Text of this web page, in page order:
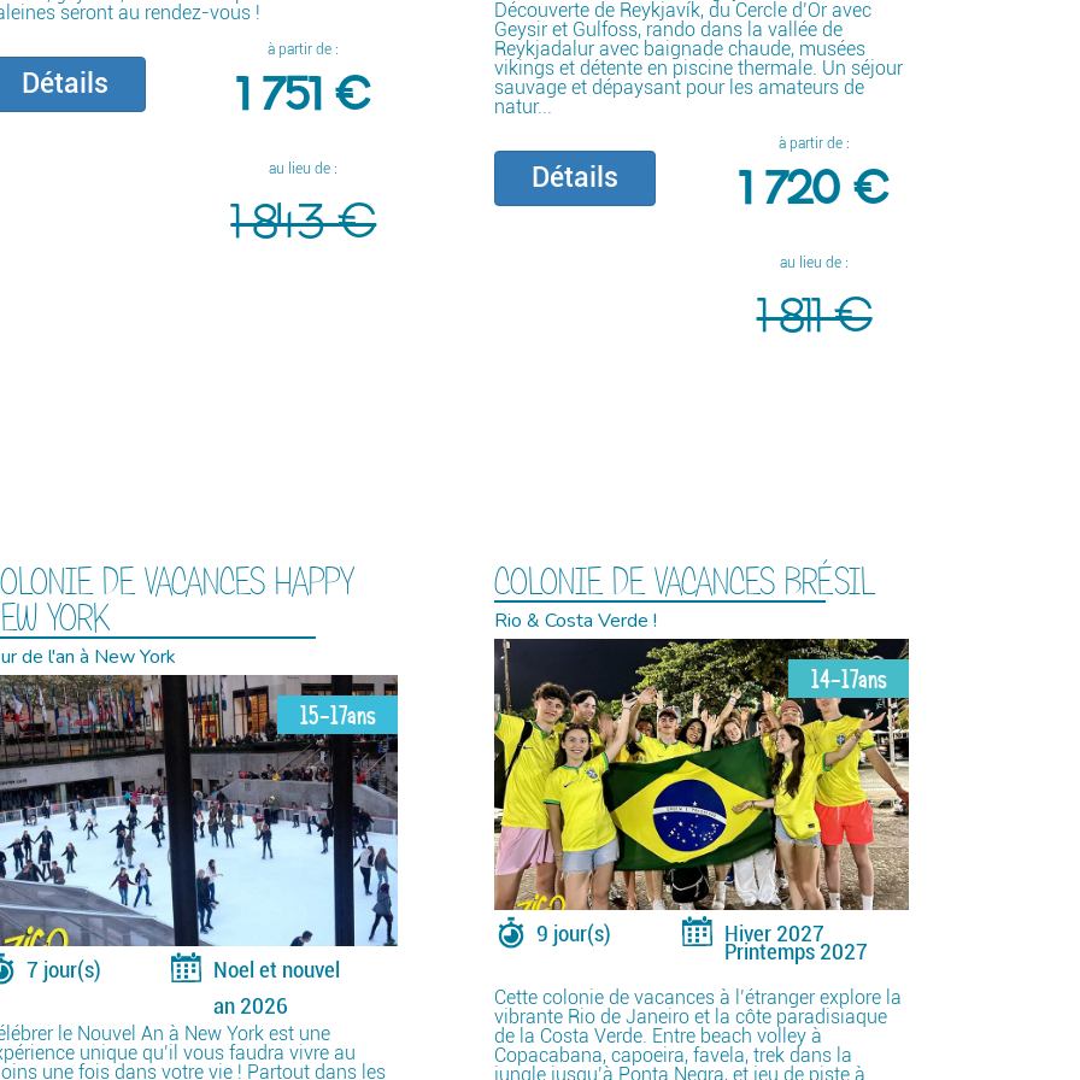
seront au rendez-vous !
Détails
à partir de :
1 751 €
au lieu de :
1 843 €
Découverte de Reykjavík, du Cercle d’Or avec
Geysir et Gulfoss, rando dans la vallée de
Reykjadalur avec baignade chaude, musées
vikings et détente en piscine thermale. Un séjour
sauvage et dépaysant pour les amateurs de
natur...
Détails
à partir de :
1 720 €
au lieu de :
1 811 €
DE VACANCES HAPPY
YORK
de l'an à New York
15-17ans
7 jour(s)
Noel et nouvel
an 2026
le Nouvel An à New York est une
unique qu’il vous faudra vivre au
une fois dans votre vie ! Partout dans les
COLONIE DE VACANCES BRÉSIL
Rio & Costa Verde !
14-17ans
9 jour(s) Hiver 2027
Printemps 2027
Cette colonie de vacances à l’étranger explore la
vibrante Rio de Janeiro et la côte paradisiaque
de la Costa Verde. Entre beach volley à
Copacabana, capoeira, favela, trek dans la
jungle jusqu’à Ponta Negra, et jeu de piste à